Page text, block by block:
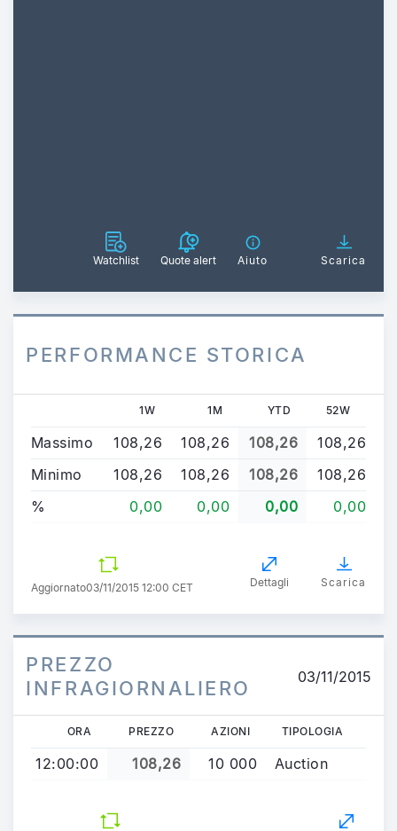
Watchlist Quote alert Aiuto Scarica
PERFORMANCE STORICA
1W 1M YTD 52W
Massimo 108,26 108,26 108,26
108,26
Minimo
108,26 108,26 108,26
108,26
%
0,00 0,00 0,00 0,00
Aggiornato03/11/2015 12:00 CET Dettagli Scarica
PREZZO
INFRAGIORNALIERO
03/11/2015
ORA PREZZO AZIONI TIPOLOGIA
12:00:00 108,26 10 000 Auction